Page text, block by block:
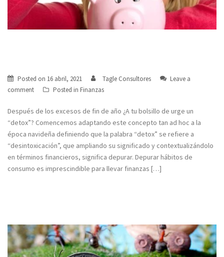
Posted on 16 abril, 2021 Tagle Consultores
Leave a
comment
Posted in Finanzas
Después de los excesos de fin de año ¿A tu bolsillo de urge un
“detox”? Comencemos adaptando este concepto tan ad hoc a la
época navideña definiendo que la palabra “detox” se refiere a
“desintoxicación”, que ampliando su significado y contextualizándolo
en términos financieros, significa depurar. Depurar hábitos de
consumo es imprescindible para llevar finanzas […]